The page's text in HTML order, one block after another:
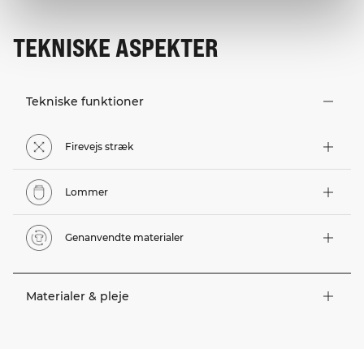
TEKNISKE ASPEKTER
Tekniske funktioner
Firevejs stræk
Lommer
Genanvendte materialer
Materialer & pleje